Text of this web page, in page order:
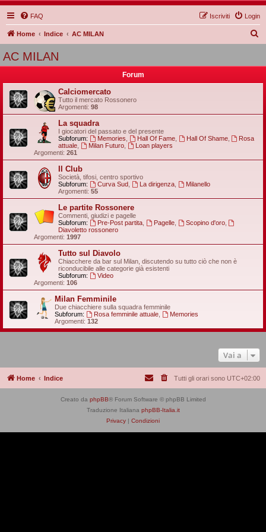
FAQ Login
Iscriviti
Home Indice AC MILAN
AC MILAN
Forum
Calciomercato
Tutto il mercato Rossonero
Argomenti: 98
La squadra
I giocatori del passato e del presente
Subforum:
Memories Hall Of Fame, Hall Of Shame,
Rosa
attuale
Milan Futuro,
Loan players
Argomenti: 261
Il Club
Società, tifosi, centro sportivo
Subforum:
Curva Sud, La dirigenza,
Milanello
Argomenti: 55
Le partite Rossonere
Commenti, giudizi e pagelle
Subforum:
Pre-Post partita, Pagelle, Scopino d'oro,
Diavoletto rossonero
Argomenti: 1997
Tutto sul Diavolo
Chiacchere da bar sul Milan, discutendo su tutto ciò che non è
riconducibile alle categorie già esistenti
Subforum:
Video
Argomenti: 106
Milan Femminile
Due chiacchiere sulla squadra femminile
Subforum:
Rosa femminile attuale,
Memories
Argomenti: 132
Vai a
Home Indice Tutti gli orari sono UTC+02:00
Creato da phpBB® Forum Software © phpBB Limited
Traduzione Italiana phpBB-Italia.it
Privacy | Condizioni